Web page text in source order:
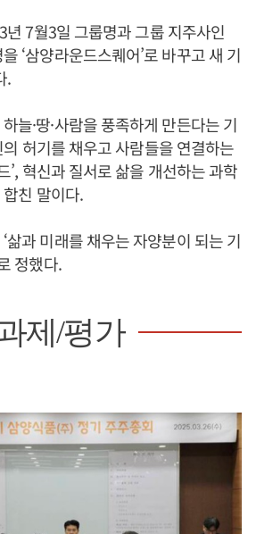
7월3일 그룹명과 그룹 지주사인
‘삼양라운드스퀘어’로 바꾸고 새 기
.
늘·땅·사람을 풍족하게 만든다는 기
의 허기를 채우고 사람들을 연결하는
’, 혁신과 질서로 삶을 개선하는 과학
합친 말이다.
삶과 미래를 채우는 자양분이 되는 기
정했다.
제/평가